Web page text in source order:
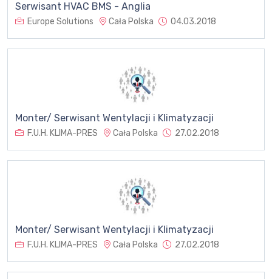
Serwisant HVAC BMS - Anglia
Europe Solutions Cała Polska 04.03.2018
Monter/ Serwisant Wentylacji i Klimatyzacji
F.U.H. KLIMA-PRES Cała Polska 27.02.2018
Monter/ Serwisant Wentylacji i Klimatyzacji
F.U.H. KLIMA-PRES Cała Polska 27.02.2018